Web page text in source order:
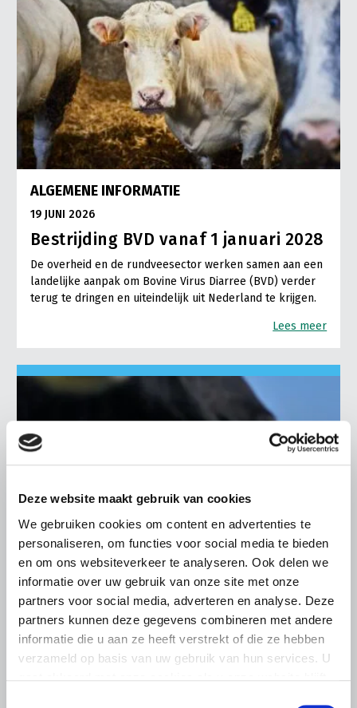
Deze website maakt gebruik van cookies
We gebruiken cookies om content en advertenties te
personaliseren, om functies voor social media te bieden
en om ons websiteverkeer te analyseren. Ook delen we
informatie over uw gebruik van onze site met onze
partners voor social media, adverteren en analyse. Deze
partners kunnen deze gegevens combineren met andere
informatie die u aan ze heeft verstrekt of die ze hebben
verzameld op basis van uw gebruik van hun services. U
ALGEMENE INFORMATIE
19 JUNI 2026
Bestrijding BVD vanaf 1 januari 2028
De overheid en de rundveesector werken samen aan een
landelijke aanpak om Bovine Virus Diarree (BVD) verder
terug te dringen en uiteindelijk uit Nederland te krijgen.
Lees meer
NIEUWS
19 JUNI 2026